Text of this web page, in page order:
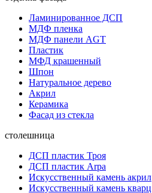
Ламинированное ДСП
МДФ пленка
МДФ панели AGT
Пластик
МФД крашенный
Шпон
Натуральное дерево
Акрил
Керамика
Фасад из стекла
столешница
ДСП пластик Троя
ДСП пластик Arpa
Искусственный камень акрил
Искусственный камень кварц